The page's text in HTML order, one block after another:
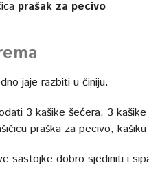
prašak za pecivo
jaje razbiti u činiju.
3 kašike šećera, 3
praška za pecivo,
sastojke dobro sjediniti i